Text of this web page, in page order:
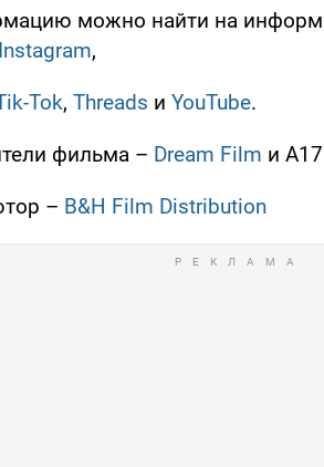
можно найти на
Instagram,
Tok, Threads и YouTube.
фильма – Dream Film и А17
– B&H Film Distribution